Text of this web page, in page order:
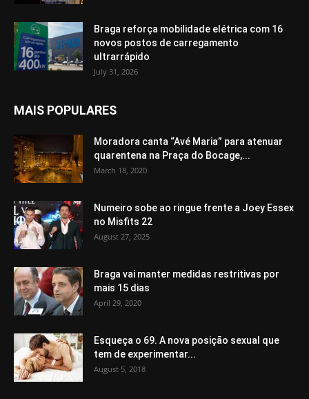
Braga reforça mobilidade elétrica com 16
novos postos de carregamento
ultrarrápido
July 31, 2026
MAIS POPULARES
Moradora canta “Avé Maria” para atenuar
quarentena na Praça do Bocage,...
March 18, 2020
Numeiro sobe ao ringue frente a Joey Essex
no Misfits 22
August 27, 2025
Braga vai manter medidas restritivas por
mais 15 dias
April 29, 2020
Esqueça o 69. A nova posição sexual que
tem de experimentar...
August 5, 2018